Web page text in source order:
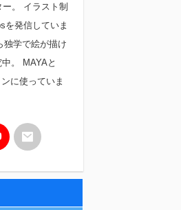
。 イラスト制
を発信していま
独学で絵が描け
。 MAYAと
に使っていま